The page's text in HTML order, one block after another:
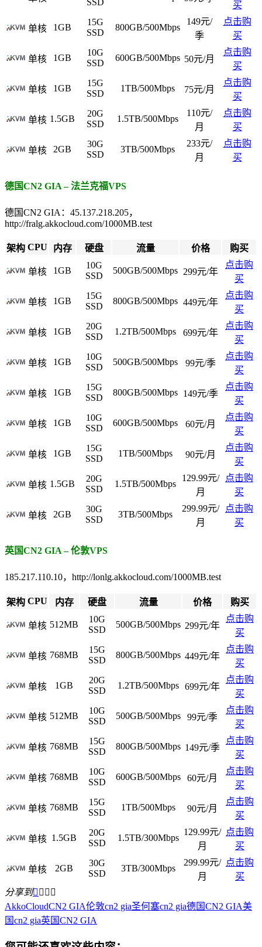
SSD
买
单核 1GB
15G
SSD
800GB/500Mbps
149元/
季
点击购
买
单核 1GB
10G
SSD
600GB/500Mbps 50元/月
点击购
买
单核 1GB
15G
SSD
1TB/500Mbps 75元/月
点击购
买
单核 1.5GB
20G
SSD
1.5TB/500Mbps
110元/
月
点击购
买
单核 2GB
30G
SSD
3TB/500Mbps
233元/
月
点击购
买
德国CN2 GIA – 法兰克福VPS
德国CN2 GIA：45.137.218.205，
http://fralg.akkocloud.com/1000MB.test
架构 CPU 内存 硬盘 流量 价格 购买
单核 1GB
10G
SSD
500GB/500Mbps 299元/年
点击购
买
单核 1GB
15G
SSD
800GB/500Mbps 449元/年
点击购
买
单核 1GB
20G
SSD
1.2TB/500Mbps 699元/年
点击购
买
单核 1GB
10G
SSD
500GB/500Mbps 99元/季
点击购
买
单核 1GB
15G
SSD
800GB/500Mbps 149元/季
点击购
买
单核 1GB
10G
SSD
600GB/500Mbps 60元/月
点击购
买
单核 1GB
15G
SSD
1TB/500Mbps 90元/月
点击购
买
单核 1.5GB
20G
SSD
1.5TB/500Mbps
129.99元/
月
点击购
买
单核 2GB
30G
SSD
3TB/500Mbps
299.99元/
月
点击购
买
英国CN2 GIA – 伦敦VPS
185.217.110.10，http://lonlg.akkocloud.com/1000MB.test
架构 CPU 内存 硬盘 流量 价格 购买
单核 512MB
10G
SSD
500GB/500Mbps 299元/年
点击购
买
单核 768MB
15G
SSD
800GB/500Mbps 449元/年
点击购
买
单核 1GB
20G
SSD
1.2TB/500Mbps 699元/年
点击购
买
单核 512MB
10G
SSD
500GB/500Mbps 99元/季
点击购
买
单核 768MB
15G
SSD
800GB/500Mbps 149元/季
点击购
买
单核 768MB
10G
SSD
600GB/500Mbps 60元/月
点击购
买
单核 768MB
15G
SSD
1TB/500Mbps 90元/月
点击购
买
单核 1.5GB
20G
SSD
1.5TB/300Mbps
129.99元/
月
点击购
买
单核 2GB
30G
SSD
3TB/300Mbps
299.99元/
月
点击购
买
分享到   
AkkoCloudCN2 GIA伦敦cn2 gia圣何塞cn2 gia德国CN2 GIA美
国cn2 gia英国CN2 GIA